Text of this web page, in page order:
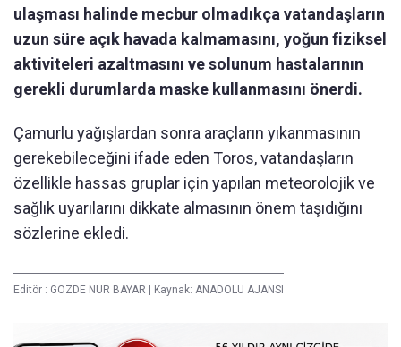
ulaşması halinde mecbur olmadıkça vatandaşların
uzun süre açık havada kalmamasını, yoğun fiziksel
aktiviteleri azaltmasını ve solunum hastalarının
gerekli durumlarda maske kullanmasını önerdi.
Çamurlu yağışlardan sonra araçların yıkanmasının
gerekebileceğini ifade eden Toros, vatandaşların
özellikle hassas gruplar için yapılan meteorolojik ve
sağlık uyarılarını dikkate almasının önem taşıdığını
sözlerine ekledi.
Editör : GÖZDE NUR BAYAR Kaynak: ANADOLU AJANSI